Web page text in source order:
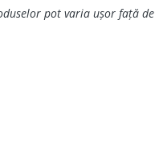
pot varia ușor față de